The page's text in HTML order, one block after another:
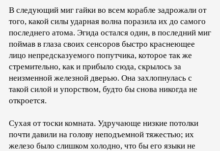
В следующий миг гайки во всем корабле задрожали от
того, какой силы ударная волна поразила их до самого
последнего атома. Эгида остался один, в последний миг
поймав в глаза своих сенсоров быстро краснеющее
лицо непредсказуемого попутчика, которое так же
стремительно, как и прибыло сюда, скрылось за
неизменной железной дверью. Она захлопнулась с
такой силой и упорством, будто бы снова никогда не
откроется.
Сухая от тоски комната. Удручающе низкие потолки
почти давили на голову неподъемной тяжестью; их
железо было слишком холодно, что бы его языки не